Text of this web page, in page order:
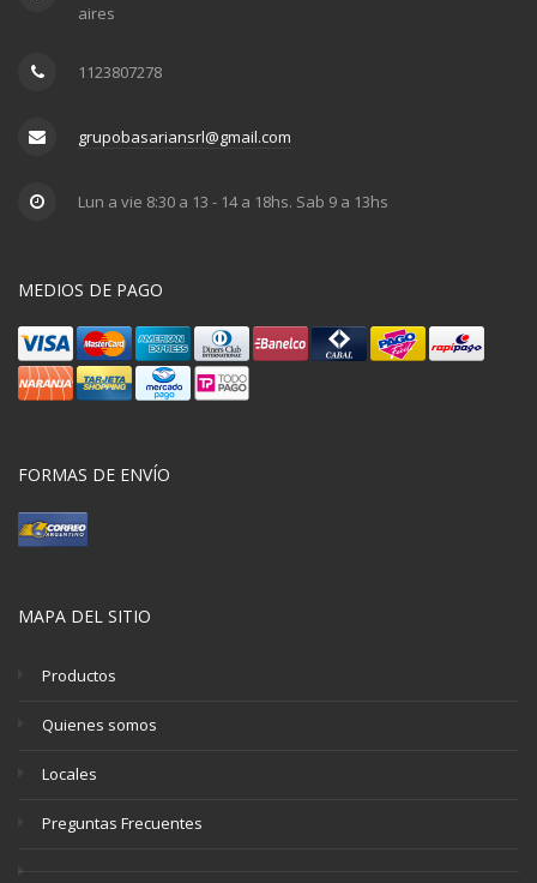
aires
1123807278
grupobasariansrl@gmail.com
Lun a vie 8:30 a 13 - 14 a 18hs. Sab 9 a 13hs
MEDIOS DE PAGO
FORMAS DE ENVÍO
MAPA DEL SITIO
Productos
Quienes somos
Locales
Preguntas Frecuentes